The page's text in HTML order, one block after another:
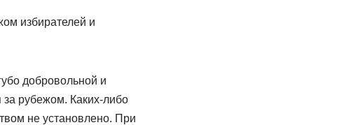
избирателей и
добровольной и
рубежом. Каких-либо
не установлено. При